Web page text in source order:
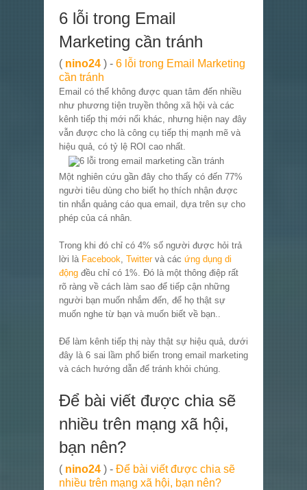
6 lỗi trong Email
Marketing cần tránh
( nino24 ) - 6 lỗi trong Email Marketing
cần tránh
Email có thể không được quan tâm đến nhiều
như phương tiện truyền thông xã hội và các
kênh tiếp thị mới nổi khác, nhưng hiện nay đây
vẫn được cho là công cụ tiếp thị mạnh mẽ và
hiệu quả, có tỷ lệ ROI cao nhất.
Một nghiên cứu gần đây cho thấy có đến 77%
người tiêu dùng cho biết họ thích nhận được
tin nhắn quảng cáo qua email, dựa trên sự cho
phép của cá nhân.
Trong khi đó chỉ có 4% số người được hỏi trả
lời là Facebook, Twittervà các ứng dụng di
động đều chỉ có 1%. Đó là một thông điệp rất
rõ ràng về cách làm sao để tiếp cận những
người bạn muốn nhắm đến, để họ thật sự
muốn nghe từ bạn và muốn biết về bạn..
Để làm kênh tiếp thị này thật sự hiệu quả, dưới
đây là 6 sai lầm phổ biến trong email marketing
và cách hướng dẫn để tránh khỏi chúng.
Để bài viết được chia sẽ
nhiều trên mạng xã hội,
bạn nên?
( nino24 ) - Để bài viết được chia sẽ
nhiều trên mạng xã hội, bạn nên?